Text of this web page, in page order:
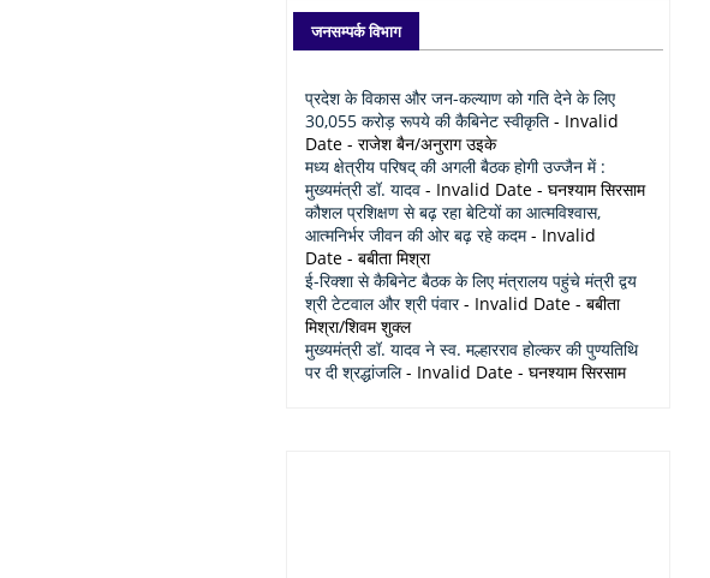
जनसम्पर्क विभाग
प्रदेश के विकास और जन-कल्याण को गति देने के लिए
30,055 करोड़ रूपये की कैबिनेट स्वीकृति - Invalid
Date - राजेश बैन/अनुराग उइके
मध्य क्षेत्रीय परिषद् की अगली बैठक होगी उज्जैन में :
मुख्यमंत्री डॉ. यादव - Invalid Date - घनश्याम सिरसाम
कौशल प्रशिक्षण से बढ़ रहा बेटियों का आत्मविश्वास,
आत्मनिर्भर जीवन की ओर बढ़ रहे कदम- Invalid
Date - बबीता मिश्रा
ई-रिक्शा से कैबिनेट बैठक के लिए मंत्रालय पहुंचे मंत्री द्वय
श्री टेटवाल और श्री पंवार- Invalid Date - बबीता
मिश्रा/शिवम शुक्ल
मुख्यमंत्री डॉ. यादव ने स्व. मल्हारराव होल्कर की पुण्यतिथि
पर दी श्रद्धांजलि- Invalid Date - घनश्याम सिरसाम